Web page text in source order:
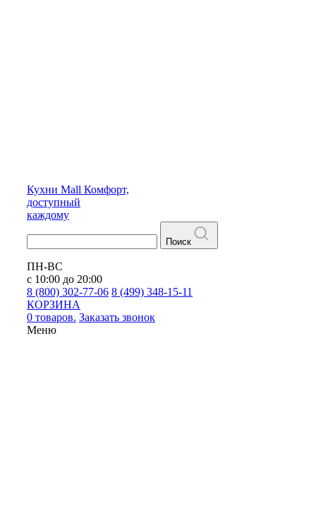
Кухни Mall Комфорт,
доступный
каждому
Поиск
ПН-ВС
с 10:00 до 20:00
8 (800) 302-77-06 8 (499) 348-15-11
КОРЗИНА
0 товаров. Заказать звонок
Меню